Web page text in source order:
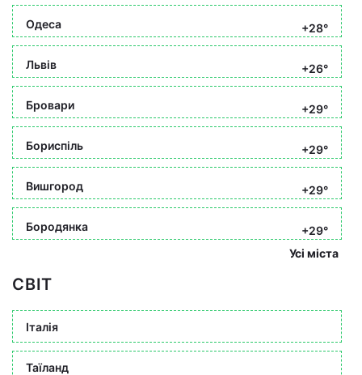
Одеса +28°
Львів +26°
Бровари +29°
Бориспіль +29°
Вишгород +29°
Бородянка
+29°
Усі міста
СВІТ
Італія
Таїланд